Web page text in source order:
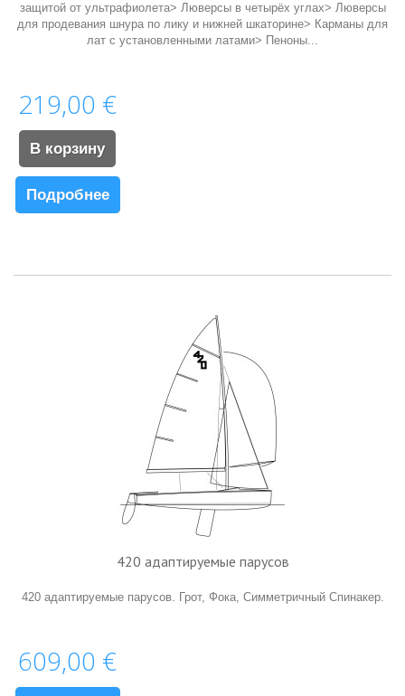
защитой от ультрафиолета> Люверсы в четырёх углах> Люверсы
для продевания шнура по лику и нижней шкаторине> Карманы для
лат с установленными латами> Пеноны...
219,00 €
В корзину
Подробнее
420 адаптируемые парусов
420 адаптируемые парусов. Грот, Фока, Cимметричный Спинакер.
609,00 €